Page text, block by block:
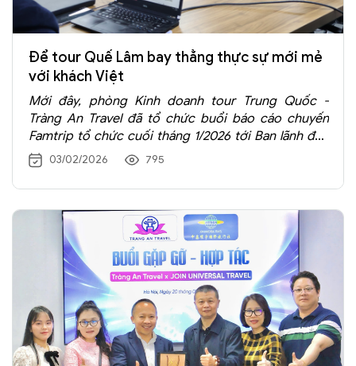
Để tour Quế Lâm bay thẳng thực sự mới mẻ
với khách Việt
Mới đây, phòng Kinh doanh tour Trung Quốc -
Tràng An Travel đã tổ chức buổi báo cáo chuyến
Famtrip tổ chức cuối tháng 1/2026 tới Ban lãnh đạo
doanh nghiệp về sản phẩm tour Quế Lâm - Dương
Sóc đường bay, không visa, no shopping nhiều tiềm
năng trong năm 2026...
03/02/2026 795